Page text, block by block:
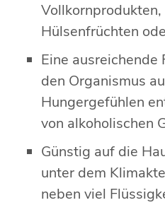
Hülsenfrüchten
Eine
den Organismus
Hungergefühlen
von alkoholischen
Günstig auf die
unter dem
neben viel